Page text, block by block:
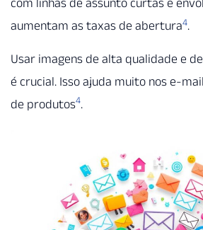
com linhas de assunto curtas e
aumentam as taxas de abertura4.
Usar imagens de alta qualidade e
é crucial. Isso ajuda muito nos e-
de produtos4.